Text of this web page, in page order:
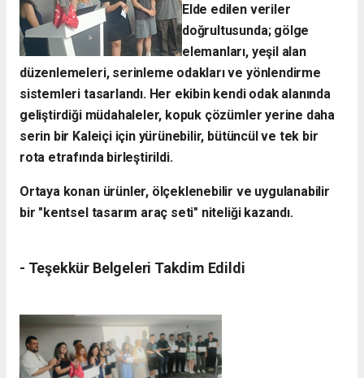
Elde edilen veriler
doğrultusunda; gölge
elemanları, yeşil alan
düzenlemeleri, serinleme odakları ve yönlendirme
sistemleri tasarlandı. Her ekibin kendi odak alanında
geliştirdiği müdahaleler, kopuk çözümler yerine daha
serin bir Kaleiçi için yürünebilir, bütüncül ve tek bir
rota etrafında birleştirildi.
Ortaya konan ürünler, ölçeklenebilir ve uygulanabilir
bir "kentsel tasarım araç seti" niteliği kazandı.
- ​Teşekkür Belgeleri Takdim Edildi